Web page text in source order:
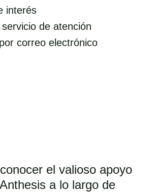
interés
de atención
correo electrónico
el valioso apoyo
Anthesis a lo largo de